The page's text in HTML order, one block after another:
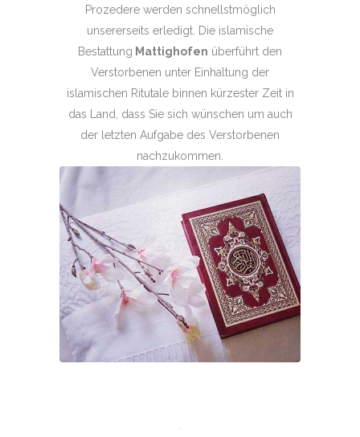
Prozedere werden schnellstmöglich
unsererseits erledigt. Die islamische
Bestattung Mattighofen überführt den
Verstorbenen unter Einhaltung der
islamischen Ritutale binnen kürzester Zeit in
das Land, dass Sie sich wünschen um auch
der letzten Aufgabe des Verstorbenen
nachzukommen.